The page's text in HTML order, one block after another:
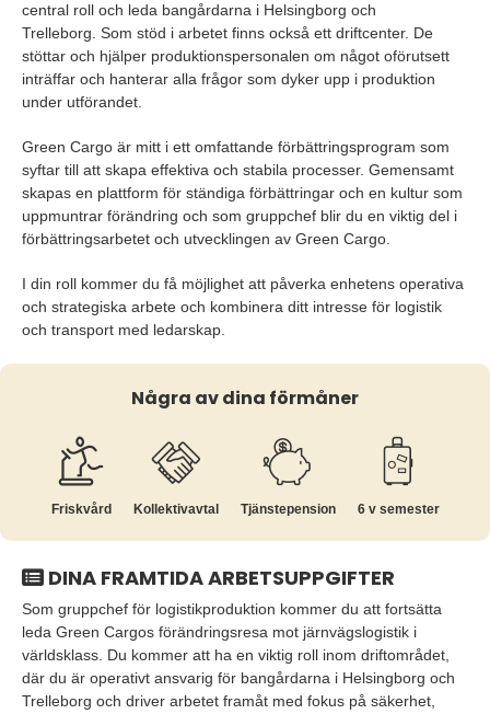
central roll och leda bangårdarna i Helsingborg och
Trelleborg. Som stöd i arbetet finns också ett driftcenter. De
stöttar och hjälper produktionspersonalen om något oförutsett
inträffar och hanterar alla frågor som dyker upp i produktion
under utförandet.
Green Cargo är mitt i ett omfattande förbättringsprogram som
syftar till att skapa effektiva och stabila processer. Gemensamt
skapas en plattform för ständiga förbättringar och en kultur som
uppmuntrar förändring och som gruppchef blir du en viktig del i
förbättringsarbetet och utvecklingen av Green Cargo.
I din roll kommer du få möjlighet att påverka enhetens operativa
och strategiska arbete och kombinera ditt intresse för logistik
och transport med ledarskap.
Några av dina förmåner
Friskvård Kollektiv­avtal Tjänste­pension 6 v semester
DINA FRAMTIDA ARBETSUPPGIFTER
Som gruppchef för logistikproduktion kommer du att fortsätta
leda Green Cargos förändringsresa mot järnvägslogistik i
världsklass. Du kommer att ha en viktig roll inom driftområdet,
där du är operativt ansvarig för bangårdarna i Helsingborg och
Trelleborg och driver arbetet framåt med fokus på säkerhet,